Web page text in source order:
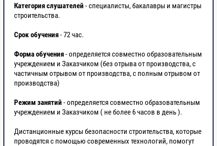
Категория слушателей - специалисты, бакалавры и магистры
строительства.
Срок обучения- 72 час.
Форма обучения- определяется совместно образовательным
учреждением и Заказчиком (без отрыва от производства, с
частичным отрывом от производства, с полным отрывом от
производства)
Режим занятий - определяется совместно образовательным
учреждением и Заказчиком ( не более 6 часов в день ).
Дистанционные курсы безопасности строительства, которые
проводятся с помощью современных технологий, помогут
генеральный
подрядчик,
строительстве
2.3.
Взаимоотношение
сторон в
капитальном
Договор
строительного